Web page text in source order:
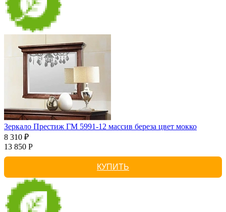
Зеркало Престиж ГМ 5991-12 массив береза цвет мокко
8 310 ₽
13 850 Р
КУПИТЬ